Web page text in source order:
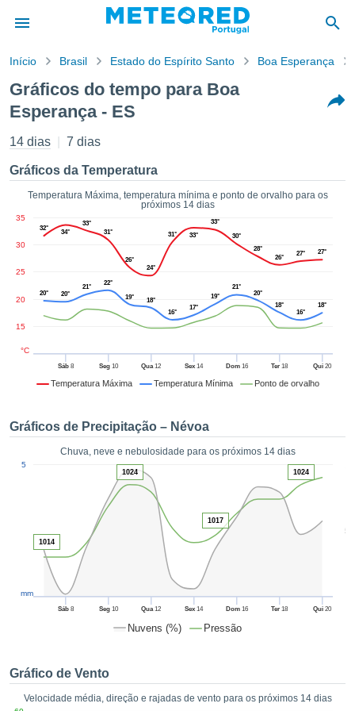
da
por
que as
a este
e
forma
digital
ou
permite-
a nossa
fornecer-
botão
todos os
no
como
um perfil
CONFIGURAÇÕES
Início Brasil Estado do Espírito Santo Boa Esperança
Gráficos do tempo para Boa
Esperança - ES
14 dias 7 dias
Gráficos da Temperatura
Temperatura Máxima, temperatura mínima e ponto de orvalho para os
próximos 14 dias
Temperatura Máxima Temperatura Mínima Ponto de orvalho
Sáb8 Seg10 Qua12 Sex 14 Dom16 Ter 18 Qui 20
15
20
25
30
35
°C
32°
34°
33°
31°
26°
24°
31° 33°
33°
30°
28°
26°
27° 27°
20° 20°
21°
22°
19°
18°
16°
17°
19°
21°
20°
18°
16°
18°
Gráficos de Precipitação – Névoa
Chuva, neve e nebulosidade para os próximos 14 dias
Nuvens (%) Pressão
50
Sáb8 Seg10 Qua12 Sex 14 Dom16 Ter 18 Qui 20
5
mm
1014
1024
1017
1024
Gráfico de Vento
Velocidade média, direção e rajadas de vento para os próximos 14 dias